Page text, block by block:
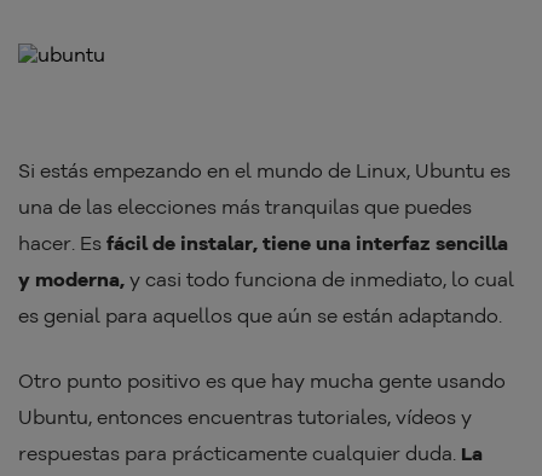
Si estás empezando en el mundo de Linux, Ubuntu es
una de las elecciones más tranquilas que puedes
hacer. Es fácil de instalar, tiene una interfaz sencilla
y moderna, y casi todo funciona de inmediato, lo cual
es genial para aquellos que aún se están adaptando.
Otro punto positivo es que hay mucha gente usando
Ubuntu, entonces encuentras tutoriales, vídeos y
respuestas para prácticamente cualquier duda. La